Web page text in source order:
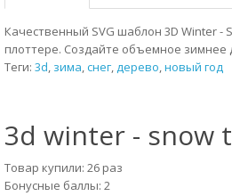
Качественный SVG шаблон 3D Winter -
плоттере. Создайте объемное зимнее
Теги: 3d, зима,снег,дерево,новый год
3d winter - snow
Товар купили: 26 раз
Бонусные баллы: 2